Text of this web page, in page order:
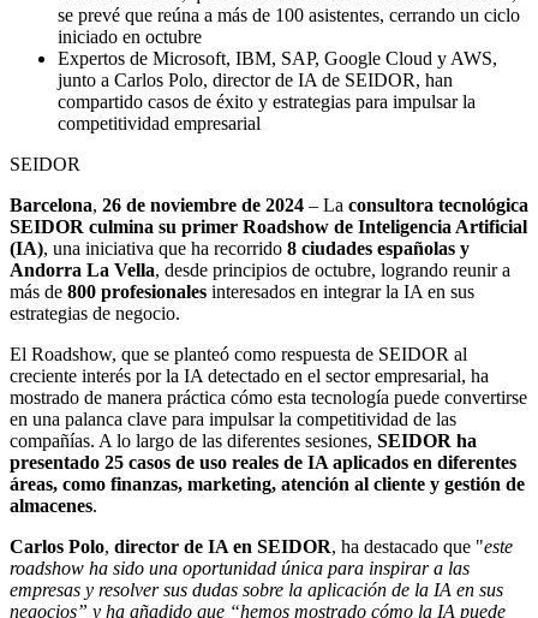
se prevé que reúna a más de 100 asistentes, cerrando un ciclo
iniciado en octubre
Expertos de Microsoft, IBM, SAP, Google Cloud y AWS,
junto a Carlos Polo, director de IA de SEIDOR, han
compartido casos de éxito y estrategias para impulsar la
competitividad empresarial
SEIDOR
Barcelona, 26 de noviembre de 2024 – La consultora tecnológica
SEIDOR culmina su primer Roadshow de Inteligencia Artificial
(IA), una iniciativa que ha recorrido 8 ciudades españolas y
Andorra La Vella, desde principios de octubre, logrando reunir a
más de 800 profesionales interesados en integrar la IA en sus
estrategias de negocio.
El Roadshow, que se planteó como respuesta de SEIDOR al
creciente interés por la IA detectado en el sector empresarial, ha
mostrado de manera práctica cómo esta tecnología puede convertirse
en una palanca clave para impulsar la competitividad de las
compañías. A lo largo de las diferentes sesiones, SEIDOR ha
presentado 25 casos de uso reales de IA aplicados en diferentes
áreas, como finanzas, marketing, atención al cliente y gestión de
almacenes.
Carlos Polo, director de IA en SEIDOR, ha destacado que "este
roadshow ha sido una oportunidad única para inspirar a las
empresas y resolver sus dudas sobre la aplicación de la IA en sus
negocios” y ha añadido que “hemos mostrado cómo la IA puede